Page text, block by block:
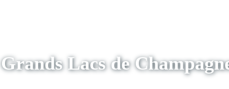
Grands Lacs de